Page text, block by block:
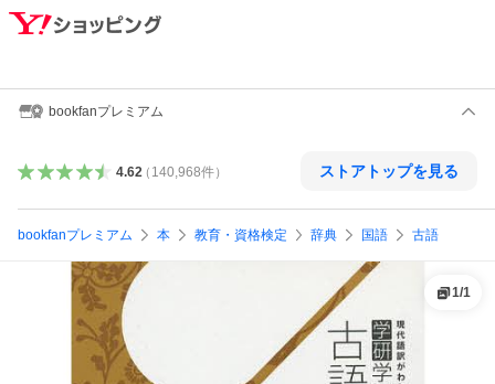
bookfanプレミアム
4.62（ 140,968件） ストアトップを見る
bookfanプレミアム 本 教育・資格検定 辞典 国語 古語
1/1